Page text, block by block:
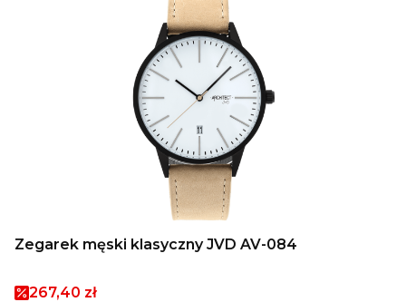
Zegarek męski klasyczny JVD AV-084
Cena promocyjna
267,40 zł